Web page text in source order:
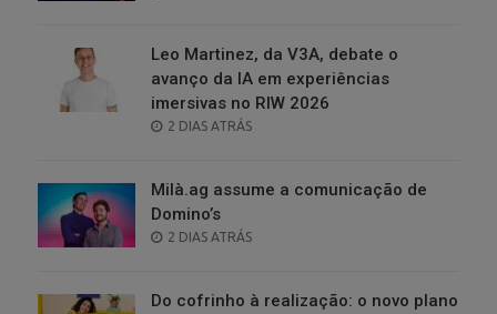
Leo Martinez, da V3A, debate o
avanço da IA em experiências
imersivas no RIW 2026
POSTED
2 DIAS ATRÁS
Milà.ag assume a comunicação de
Domino’s
POSTED
2 DIAS ATRÁS
Do cofrinho à realização: o novo plano